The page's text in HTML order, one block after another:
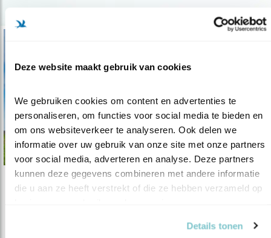
Deze website maakt gebruik van cookies
We gebruiken cookies om content en advertenties te
personaliseren, om functies voor social media te bieden en
om ons websiteverkeer te analyseren. Ook delen we
informatie over uw gebruik van onze site met onze partners
voor social media, adverteren en analyse. Deze partners
kunnen deze gegevens combineren met andere informatie
die u aan ze heeft verstrekt of die ze hebben verzameld op
Details tonen
Nieuws
Vandaag spraken het ministerie van